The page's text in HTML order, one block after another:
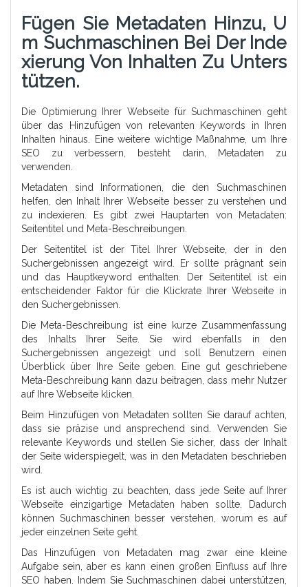
Fügen Sie Metadaten Hinzu, U
M Suchmaschinen Bei Der Inde
Xierung Von Inhalten Zu Unters
Tützen.
Die Optimierung Ihrer Webseite für Suchmaschinen geht
über das Hinzufügen von relevanten Keywords in Ihren
Inhalten hinaus. Eine weitere wichtige Maßnahme, um Ihre
SEO zu verbessern, besteht darin, Metadaten zu
verwenden.
Metadaten sind Informationen, die den Suchmaschinen
helfen, den Inhalt Ihrer Webseite besser zu verstehen und
zu indexieren. Es gibt zwei Hauptarten von Metadaten:
Seitentitel und Meta-Beschreibungen.
Der Seitentitel ist der Titel Ihrer Webseite, der in den
Suchergebnissen angezeigt wird. Er sollte prägnant sein
und das Hauptkeyword enthalten. Der Seitentitel ist ein
entscheidender Faktor für die Klickrate Ihrer Webseite in
den Suchergebnissen.
Die Meta-Beschreibung ist eine kurze Zusammenfassung
des Inhalts Ihrer Seite. Sie wird ebenfalls in den
Suchergebnissen angezeigt und soll Benutzern einen
Überblick über Ihre Seite geben. Eine gut geschriebene
Meta-Beschreibung kann dazu beitragen, dass mehr Nutzer
auf Ihre Webseite klicken.
Beim Hinzufügen von Metadaten sollten Sie darauf achten,
dass sie präzise und ansprechend sind. Verwenden Sie
relevante Keywords und stellen Sie sicher, dass der Inhalt
der Seite widerspiegelt, was in den Metadaten beschrieben
wird.
Es ist auch wichtig zu beachten, dass jede Seite auf Ihrer
Webseite einzigartige Metadaten haben sollte. Dadurch
können Suchmaschinen besser verstehen, worum es auf
jeder einzelnen Seite geht.
Das Hinzufügen von Metadaten mag zwar eine kleine
Aufgabe sein, aber es kann einen großen Einfluss auf Ihre
SEO haben. Indem Sie Suchmaschinen dabei unterstützen,